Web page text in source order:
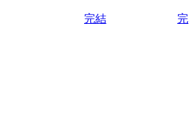
完結 完